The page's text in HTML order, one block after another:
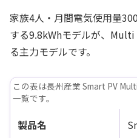
家族4人・月間電気使用量
する9.8kWhモデルが、
る主力モデルです。
この表は長州産業 Smart PV
一覧です。
製品名